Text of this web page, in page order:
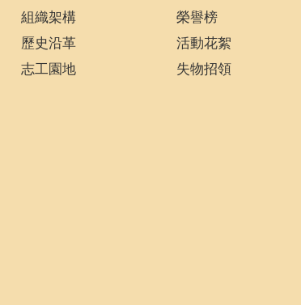
組織架構
歷史沿革
志工園地
榮譽榜
活動花絮
失物招領